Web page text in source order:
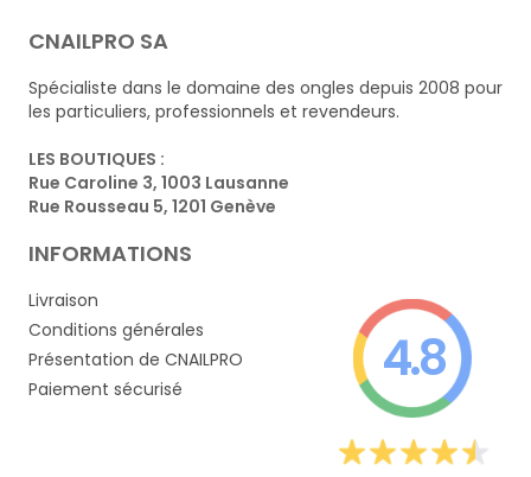
CNAILPRO SA
Spécialiste dans le domaine des ongles depuis 2008 pour
les particuliers, professionnels et revendeurs.
LES BOUTIQUES :
Rue Caroline 3, 1003 Lausanne
Rue Rousseau 5, 1201 Genève
INFORMATIONS
Livraison
Conditions générales
Présentation de CNAILPRO
Paiement sécurisé
4.8